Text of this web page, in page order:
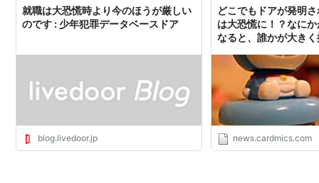
えって，ドイツ，日本などでは軍事支出の拡大が景気を
回復させたが，アメリカでは 1937年〜1938年に再び厳
しい不況が訪れ，結局 1930年代を通して，アメリカの
) は 1929年のピークを抜くこ
とができず， 30年代は大不況の 10 年となってしまっ
た。アメリカもまた，第二次世界大戦によって，本格的
に景気を回復し，大戦中に実質所得をほぼ倍増させたの
である。
就職は大恐慌時より今のほうが厳しい
のです : 少年犯罪データベースドア
blog.livedoor.jp
どこでもドアが発明
は大恐慌に！？なに
なると、誰かが大き
の読みもの
news.cardmics.com